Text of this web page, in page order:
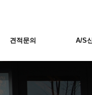
견적문의 A/S